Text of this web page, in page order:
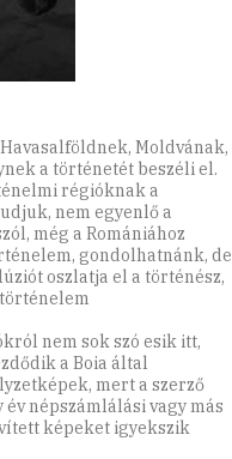
Moldvának,
a történetét beszéli el.
régióknak a
nem egyenlő a
még a Romániához
gondolhatnánk, de
oszlatja el a történész,
nem sok szó esik itt,
a Boia által
mert a szerző
népszámlálási vagy más
képeket igyekszik